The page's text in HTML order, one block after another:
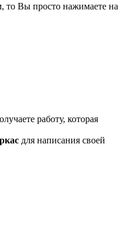
то Вы просто нажимаете на
работу, которая
для написания своей